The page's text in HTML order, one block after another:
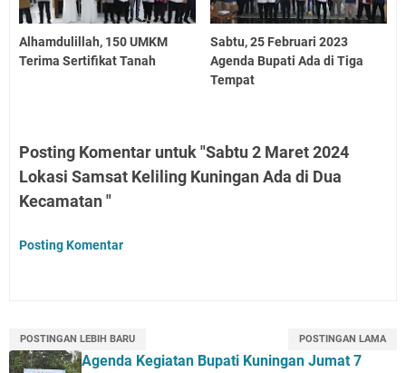
Alhamdulillah, 150 UMKM
Terima Sertifikat Tanah
Sabtu, 25 Februari 2023
Agenda Bupati Ada di Tiga
Tempat
Posting Komentar untuk "Sabtu 2 Maret 2024
Lokasi Samsat Keliling Kuningan Ada di Dua
Kecamatan "
Posting Komentar
POSTINGAN LEBIH BARU POSTINGAN LAMA
Agenda Kegiatan Bupati Kuningan Jumat 7